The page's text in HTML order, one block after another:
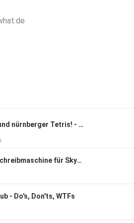
Ufos, Cthulhu und nürnberger Tetris! - Wir suchen die Wahrheit hinter den Legenden
ChatGPT, die Schreibmaschine für SkyNet!
- Do's, Don'ts, WTFs